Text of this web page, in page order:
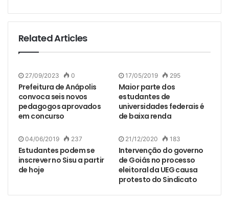
Related Articles
27/09/2023 0
Prefeitura de Anápolis
convoca seis novos
pedagogos aprovados
em concurso
17/05/2019 295
Maior parte dos
estudantes de
universidades federais é
de baixa renda
04/06/2019 237
Estudantes podem se
inscrever no Sisu a partir
de hoje
21/12/2020 183
Intervenção do governo
de Goiás no processo
eleitoral da UEG causa
protesto do Sindicato